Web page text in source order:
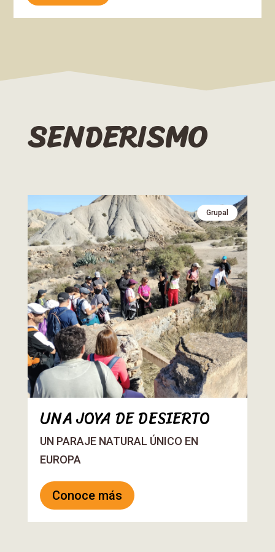
SENDERISMO
Grupal
UNA JOYA DE DESIERTO
UN PARAJE NATURAL ÚNICO EN
EUROPA
Conoce más